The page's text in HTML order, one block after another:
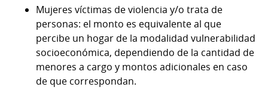
Mujeres víctimas de violencia y/o trata de
personas: el monto es equivalente al que
percibe un hogar de la modalidad vulnerabilidad
socioeconómica, dependiendo de la cantidad de
menores a cargo y montos adicionales en caso
de que correspondan.